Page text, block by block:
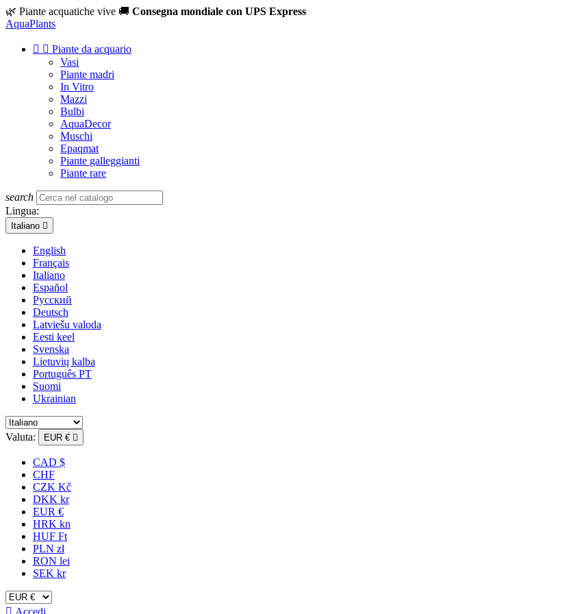
🌿 Piante acquatiche vive 🚚 Consegna mondiale con UPS Express
AquaPlants
  Piante da acquario
Vasi
Piante madri
In Vitro
Mazzi
Bulbi
AquaDecor
Muschi
Epaqmat
Piante galleggianti
Piante rare
search
Lingua:
Italiano 
English
Français
Italiano
Español
Русский
Deutsch
Latviešu valoda
Eesti keel
Svenska
Lietuvių kalba
Português PT
Suomi
Ukrainian
Valuta: EUR € 
CAD $
CHF
CZK Kč
DKK kr
EUR €
HRK kn
HUF Ft
PLN zł
RON lei
SEK kr
 Accedi